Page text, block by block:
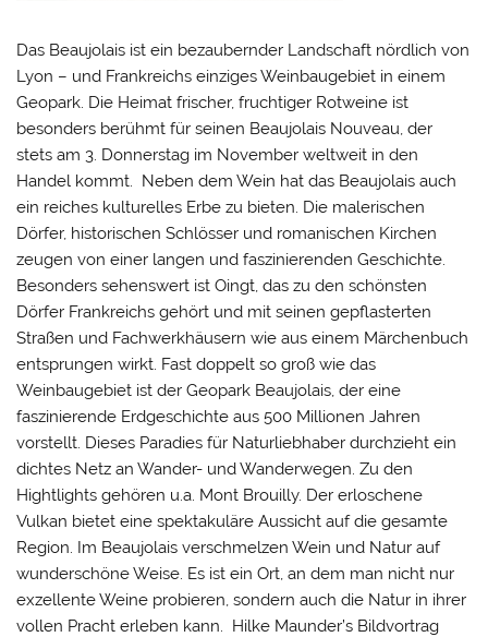
Das Beaujolais ist ein bezaubernder Landschaft nördlich von
Lyon – und Frankreichs einziges Weinbaugebiet in einem
Geopark. Die Heimat frischer, fruchtiger Rotweine ist
besonders berühmt für seinen Beaujolais Nouveau, der
stets am 3. Donnerstag im November weltweit in den
Handel kommt. Neben dem Wein hat das Beaujolais auch
ein reiches kulturelles Erbe zu bieten. Die malerischen
Dörfer, historischen Schlösser und romanischen Kirchen
zeugen von einer langen und faszinierenden Geschichte.
Besonders sehenswert ist Oingt, das zu den schönsten
Dörfer Frankreichs gehört und mit seinen gepflasterten
Straßen und Fachwerkhäusern wie aus einem Märchenbuch
entsprungen wirkt. Fast doppelt so groß wie das
Weinbaugebiet ist der Geopark Beaujolais, der eine
faszinierende Erdgeschichte aus 500 Millionen Jahren
vorstellt. Dieses Paradies für Naturliebhaber durchzieht ein
dichtes Netz an Wander- und Wanderwegen. Zu den
Hightlights gehören u.a. Mont Brouilly. Der erloschene
Vulkan bietet eine spektakuläre Aussicht auf die gesamte
Region. Im Beaujolais verschmelzen Wein und Natur auf
wunderschöne Weise. Es ist ein Ort, an dem man nicht nur
exzellente Weine probieren, sondern auch die Natur in ihrer
vollen Pracht erleben kann. Hilke Maunder’s Bildvortrag